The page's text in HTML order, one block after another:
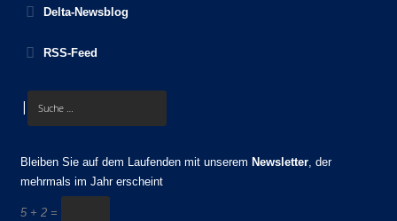
Delta-Newsblog
RSS-Feed
|
Bleiben Sie auf dem Laufenden mit unserem Newsletter, der
mehrmals im Jahr erscheint
5 + 2 =